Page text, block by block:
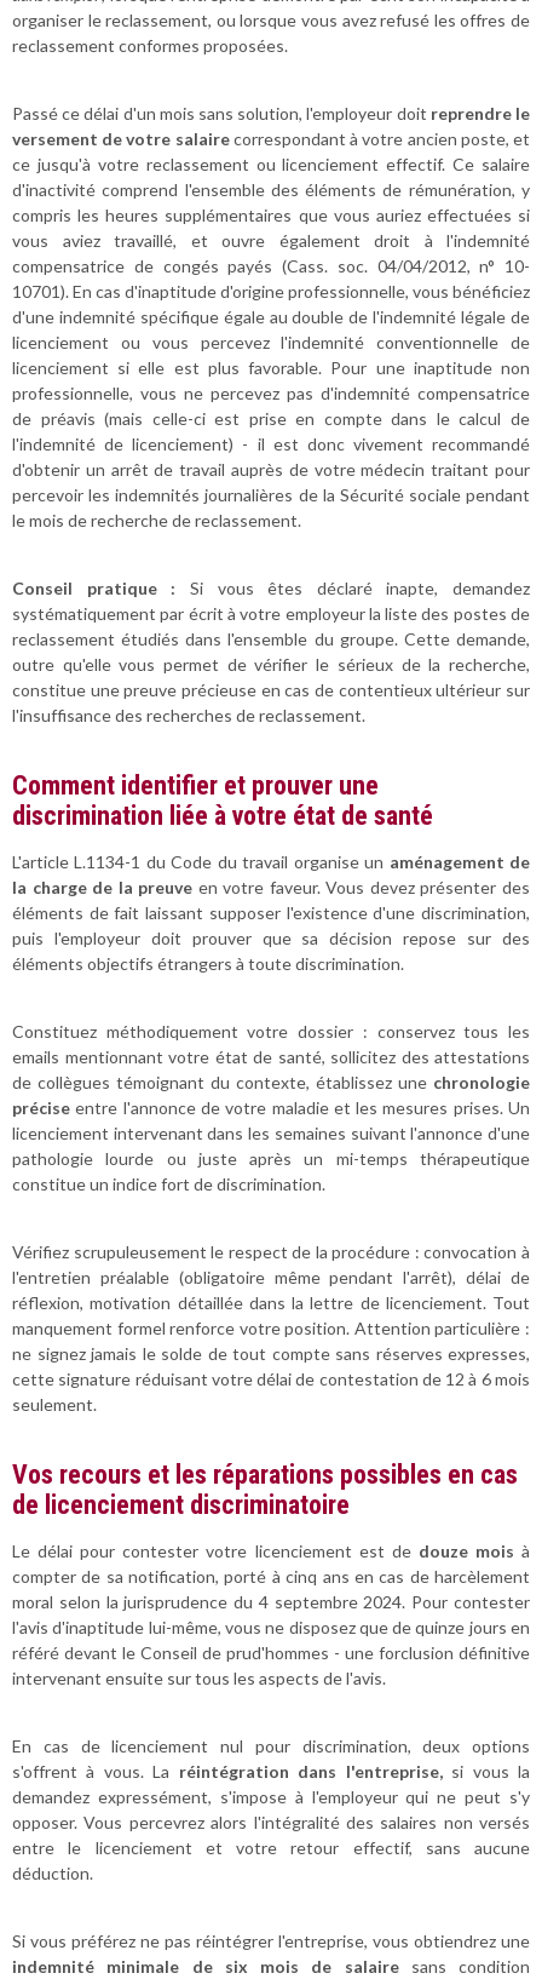
organiser le reclassement, ou lorsque vous avez refusé les offres de
reclassement conformes proposées.
Passé ce délai d'un mois sans solution, l'employeur doit reprendre le
versement de votre salairecorrespondant à votre ancien poste, et
ce jusqu'à votre reclassement ou licenciement effectif. Ce salaire
d'inactivité comprend l'ensemble des éléments de rémunération, y
compris les heures supplémentaires que vous auriez effectuées si
vous aviez travaillé, et ouvre également droit à l'indemnité
compensatrice de congés payés (Cass. soc. 04/04/2012, n° 10-
10701). En cas d'inaptitude d'origine professionnelle, vous bénéficiez
d'une indemnité spécifique égale au double de l'indemnité légale de
licenciement ou vous percevez l'indemnité conventionnelle de
licenciement si elle est plus favorable. Pour une inaptitude non
professionnelle, vous ne percevez pas d'indemnité compensatrice
de préavis (mais celle-ci est prise en compte dans le calcul de
l'indemnité de licenciement) - il est donc vivement recommandé
d'obtenir un arrêt de travail auprès de votre médecin traitant pour
percevoir les indemnités journalières de la Sécurité sociale pendant
le mois de recherche de reclassement.
Conseil pratique : Si vous êtes déclaré inapte, demandez
systématiquement par écrit à votre employeur la liste des postes de
reclassement étudiés dans l'ensemble du groupe. Cette demande,
outre qu'elle vous permet de vérifier le sérieux de la recherche,
constitue une preuve précieuse en cas de contentieux ultérieur sur
l'insuffisance des recherches de reclassement.
Comment identifier et prouver une
discrimination liée à votre état de santé
L'article L.1134-1 du Code du travail organise un aménagement de
la charge de la preuve en votre faveur. Vous devez présenter des
éléments de fait laissant supposer l'existence d'une discrimination,
puis l'employeur doit prouver que sa décision repose sur des
éléments objectifs étrangers à toute discrimination.
Constituez méthodiquement votre dossier : conservez tous les
emails mentionnant votre état de santé, sollicitez des attestations
de collègues témoignant du contexte, établissez une chronologie
précise entre l'annonce de votre maladie et les mesures prises. Un
licenciement intervenant dans les semaines suivant l'annonce d'une
pathologie lourde ou juste après un mi-temps thérapeutique
constitue un indice fort de discrimination.
Vérifiez scrupuleusement le respect de la procédure : convocation à
l'entretien préalable (obligatoire même pendant l'arrêt), délai de
réflexion, motivation détaillée dans la lettre de licenciement. Tout
manquement formel renforce votre position. Attention particulière :
ne signez jamais le solde de tout compte sans réserves expresses,
cette signature réduisant votre délai de contestation de 12 à 6 mois
seulement.
Vos recours et les réparations possibles en cas
de licenciement discriminatoire
Le délai pour contester votre licenciement est de douze mois à
compter de sa notification, porté à cinq ans en cas de harcèlement
moral selon la jurisprudence du 4 septembre 2024. Pour contester
l'avis d'inaptitude lui-même, vous ne disposez que de quinze jours en
référé devant le Conseil de prud'hommes - une forclusion définitive
intervenant ensuite sur tous les aspects de l'avis.
En cas de licenciement nul pour discrimination, deux options
s'offrent à vous. La réintégration dans l'entreprise,si vous la
demandez expressément, s'impose à l'employeur qui ne peut s'y
opposer. Vous percevrez alors l'intégralité des salaires non versés
entre le licenciement et votre retour effectif, sans aucune
déduction.
Si vous préférez ne pas réintégrer l'entreprise, vous obtiendrez une
indemnité minimale de six mois de salairesans condition